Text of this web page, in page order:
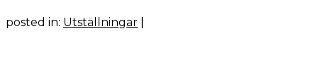
posted in: Utställningar